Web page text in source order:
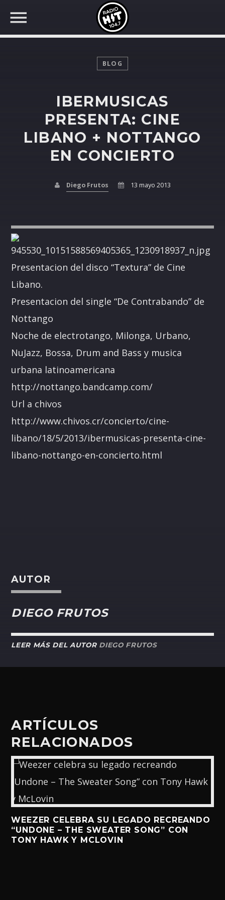
BUSCAR EN RADIO HIT
COMPARTE EN...
Twitter
Facebook
BLOG
IBERMUSICAS
PRESENTA: CINE
LIBANO + NOTTANGO
EN CONCIERTO
Diego Frutos 13 mayo 2013
Presentacion del disco “Textura” de Cine
Libano.
Presentacion del single “De Contrabando” de
Nottango
Noche de electrotango, Milonga, Urbano,
NuJazz, Bossa, Drum and Bass y musica
urbana latinoamericana
http://nottango.bandcamp.com/
Url a chivos
http://www.chivos.cr/concierto/cine-
libano/18/5/2013/ibermusicas-presenta-cine-
libano-nottango-en-concierto.html
AUTOR
DIEGO FRUTOS
LEER MÁS DEL AUTOR DIEGO FRUTOS
ARTÍCULOS
RELACIONADOS
WEEZER CELEBRA SU LEGADO RECREANDO
“UNDONE – THE SWEATER SONG” CON
TONY HAWK Y MCLOVIN